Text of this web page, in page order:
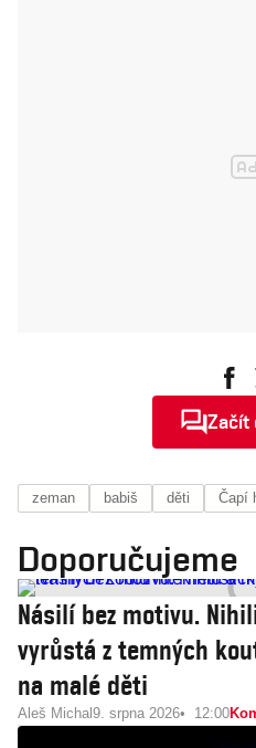
Začít
zeman babiš děti Čapí
Doporučujeme
Násilí bez motivu.
vyrůstá z temných
na malé děti
Aleš Michal 9. srpna 2026 12:00